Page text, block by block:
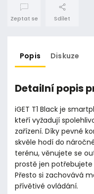
Zeptat se Sdílet
Popis Diskuze
Detailní popis
iGET T1 Black je
kteří vyžadují
zařízení. Díky pevné
skvěle hodí do
terénu, věnujete se
prostě jen
Přesto si zachovává
přívětivé ovládání.